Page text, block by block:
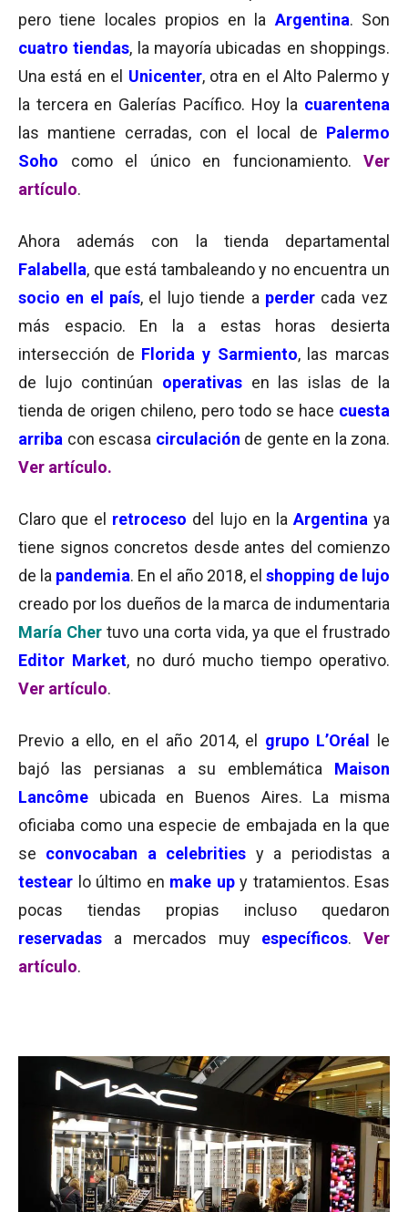
pero tiene locales propios en la Argentina. Son
cuatro tiendas, la mayoría ubicadas en shoppings.
Una está en el Unicenter, otra en el Alto Palermo y
la tercera en Galerías Pacífico. Hoy la cuarentena
las mantiene cerradas, con el local de Palermo
Soho como el único en funcionamiento. Ver
artículo.
Ahora además con la tienda departamental
Falabella, que está tambaleando y no encuentra un
socio en el país, el lujo tiende a perdercada vez
más espacio. En la a estas horas desierta
intersección de Florida y Sarmiento, las marcas
de lujo continúan operativasen las islas de la
tienda de origen chileno, pero todo se hace cuesta
arriba con escasa circulación de gente en la zona.
Ver artículo.
Claro que el retroceso del lujo en la Argentina ya
tiene signos concretos desde antes del comienzo
de la pandemia. En el año 2018, el shopping de lujo
creado por los dueños de la marca de indumentaria
María Cher tuvo una corta vida, ya que el frustrado
Editor Market, no duró mucho tiempo operativo.
Ver artículo.
Previo a ello, en el año 2014, el grupo L’Oréal
le
bajó las persianas a su emblemática Maison
Lancôme ubicada en Buenos Aires. La misma
oficiaba como una especie de embajada en la que
se convocaban a celebrities y a periodistas a
testear lo último en make upy tratamientos. Esas
pocas tiendas propias incluso quedaron
reservadas a mercados muy específicos.Ver
artículo.